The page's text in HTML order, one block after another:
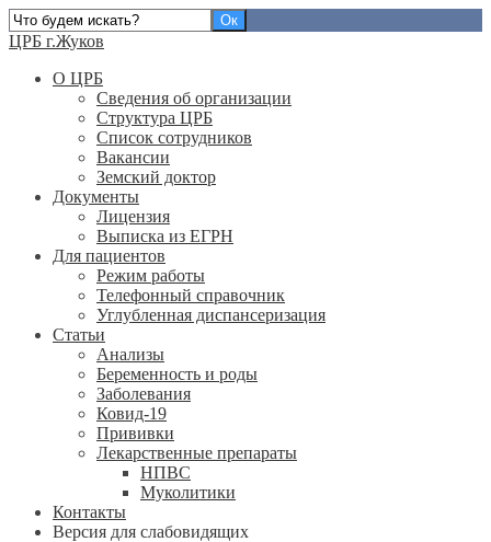
ЦРБ г.Жуков
О ЦРБ
Сведения об организации
Структура ЦРБ
Список сотрудников
Вакансии
Земский доктор
Документы
Лицензия
Выписка из ЕГРН
Для пациентов
Режим работы
Телефонный справочник
Углубленная диспансеризация
Статьи
Анализы
Беременность и роды
Заболевания
Ковид-19
Прививки
Лекарственные препараты
НПВС
Муколитики
Контакты
Версия для слабовидящих